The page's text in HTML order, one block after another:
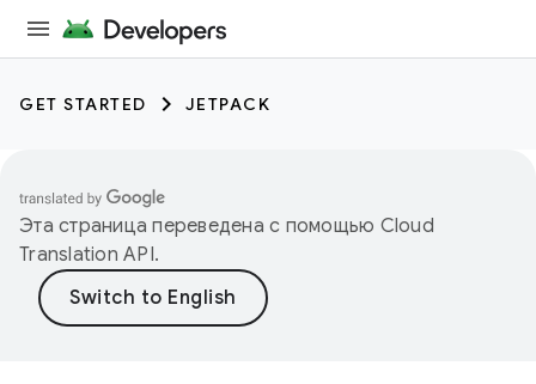
GET STARTED JETPACK
Эта страница переведена с помощью Cloud
Translation API.